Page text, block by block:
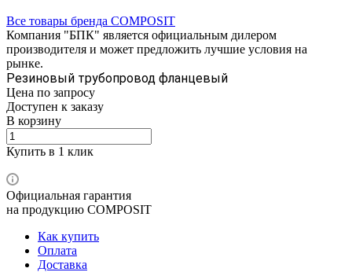
Все товары бренда COMPOSIT
Компания "БПК" является официальным дилером
производителя и может предложить лучшие условия на
рынке.
Резиновый трубопровод фланцевый
Цена по запросу
Доступен к заказу
В корзину
Купить в 1 клик
Официальная гарантия
на продукцию COMPOSIT
Как купить
Оплата
Доставка